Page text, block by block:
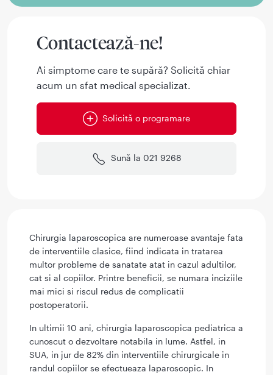
Contactează-ne!
Ai simptome care te supără? Solicită chiar
acum un sfat medical specializat.
Solicită o programare
Sună la 021 9268
Chirurgia laparoscopica are numeroase avantaje fata
de interventiile clasice, fiind indicata in tratarea
multor probleme de sanatate atat in cazul adultilor,
cat si al copiilor. Printre beneficii, se numara inciziile
mai mici si riscul redus de complicatii
postoperatorii.
In ultimii 10 ani, chirurgia laparoscopica pediatrica a
cunoscut o dezvoltare notabila in lume. Astfel, in
SUA, in jur de 82% din interventiile chirurgicale in
randul copiilor se efectueaza laparoscopic. In